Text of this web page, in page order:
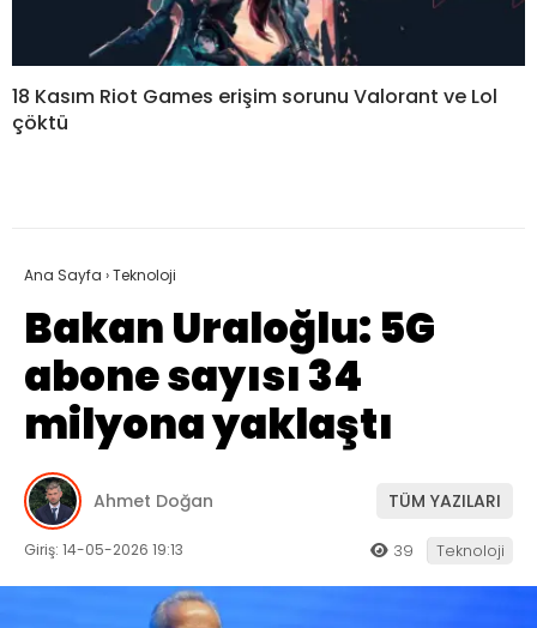
18 Kasım Riot Games erişim sorunu Valorant ve Lol
çöktü
Ana Sayfa ›Teknoloji
Bakan Uraloğlu: 5G
abone sayısı 34
milyona yaklaştı
Ahmet Doğan TÜM YAZILARI
Giriş: 14-05-2026 19:13 39 Teknoloji